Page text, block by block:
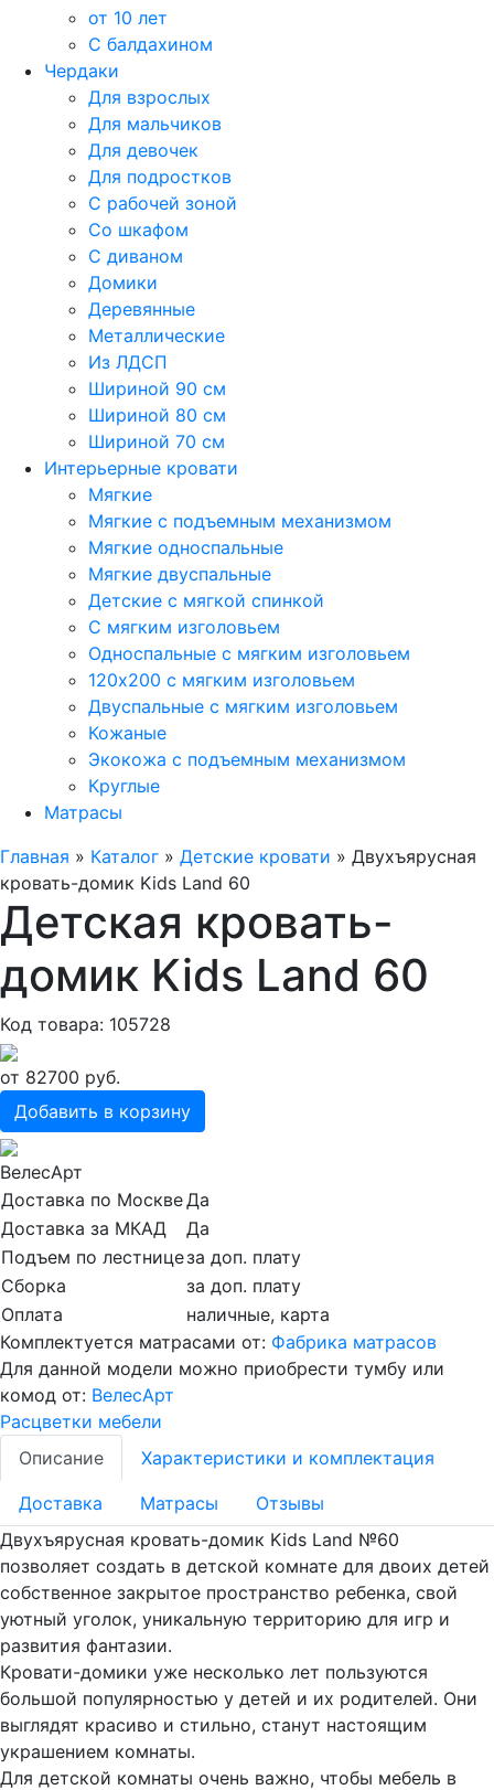
от 10 лет
С балдахином
Чердаки
Для взрослых
Для мальчиков
Для девочек
Для подростков
С рабочей зоной
Со шкафом
С диваном
Домики
Деревянные
Металлические
Из ЛДСП
Шириной 90 см
Шириной 80 см
Шириной 70 см
Интерьерные кровати
Мягкие
Мягкие с подъемным механизмом
Мягкие односпальные
Мягкие двуспальные
Детские с мягкой спинкой
С мягким изголовьем
Односпальные с мягким изголовьем
120х200 с мягким изголовьем
Двуспальные с мягким изголовьем
Кожаные
Экокожа с подъемным механизмом
Круглые
Матрасы
Главная » Каталог » Детские кровати » Двухъярусная
кровать-домик Kids Land 60
Детская кровать-
домик Kids Land 60
Код товара: 105728
от 82700 руб.
Добавить в корзину
ВелесАрт
Доставка по МосквеДа
Доставка за МКАД
Да
Подъем по лестницеза доп. плату
Сборка
за доп. плату
Оплата
наличные, карта
Комплектуется матрасами от: Фабрика матрасов
Для данной модели можно приобрести тумбу или
комод от: ВелесАрт
Расцветки мебели
Описание
Характеристики и комплектация
Доставка Матрасы
Отзывы
Двухъярусная кровать-домик Kids Land №60
позволяет создать в детской комнате для двоих детей
собственное закрытое пространство ребенка, свой
уютный уголок, уникальную территорию для игр и
развития фантазии.
Кровати-домики уже несколько лет пользуются
большой популярностью у детей и их родителей. Они
выглядят красиво и стильно, станут настоящим
украшением комнаты.
Для детской комнаты очень важно, чтобы мебель в